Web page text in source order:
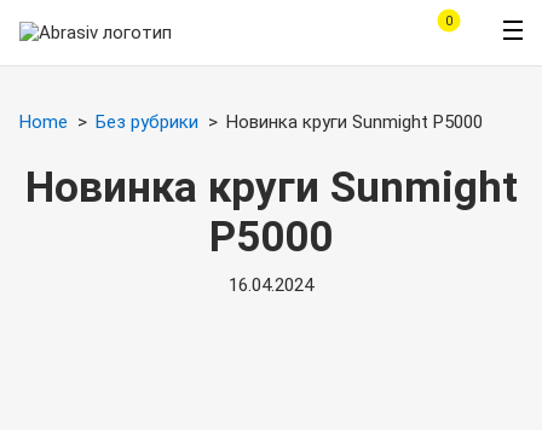
0
Home Без рубрики Новинка круги Sunmight Р5000
Новинка круги Sunmight
Р5000
16.04.2024